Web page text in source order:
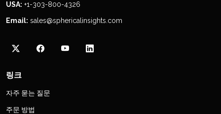
USA: +1-303-800-4326
Email: sales@sphericalinsights.com
링크
자주 묻는 질문
주문 방법